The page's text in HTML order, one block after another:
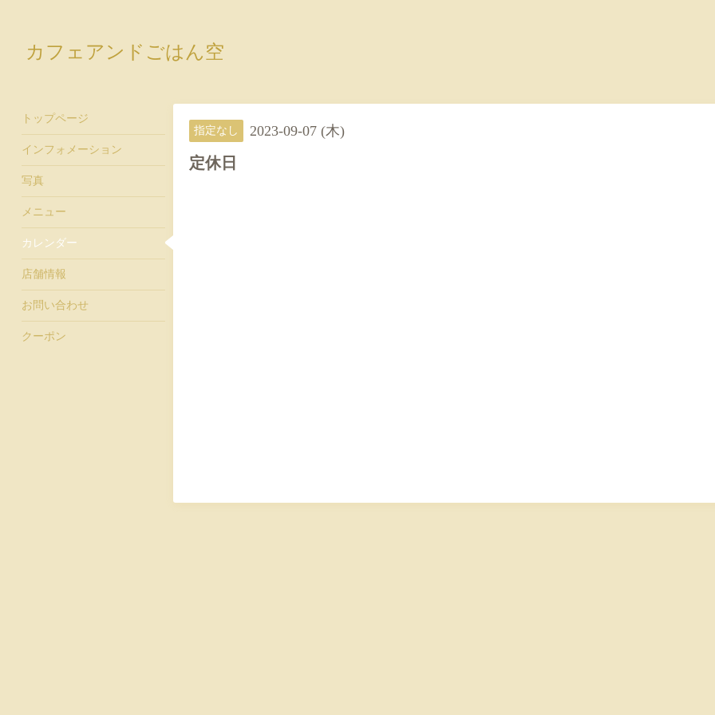
カフェアンドごはん空
指定なし 2023-09-07 (木)
定休日
トップページ
インフォメーション
写真
メニュー
カレンダー
店舗情報
お問い合わせ
クーポン